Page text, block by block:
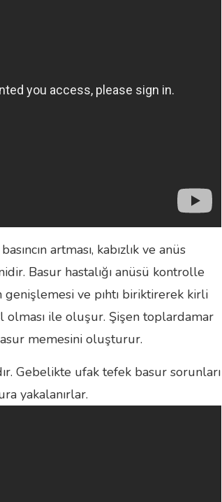
artması, kabızlık ve anüs
Basur hastalığı anüsü kontrolle
ve pıhtı biriktirerek kirli
olması ile oluşur. Şişen toplardamar
memesini oluşturur.
Gebelikte ufak tefek basur sorunları
yakalanırlar.